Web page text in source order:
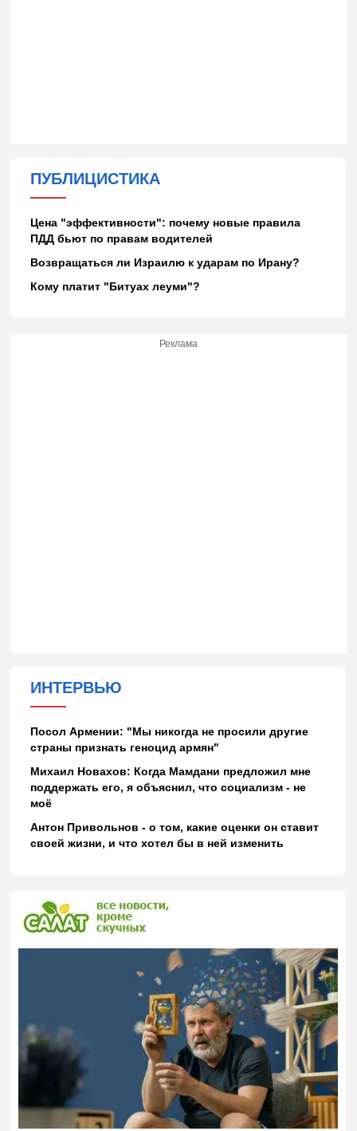
ПУБЛИЦИСТИКА
Цена "эффективности": почему новые правила
ПДД бьют по правам водителей
Возвращаться ли Израилю к ударам по Ирану?
Кому платит "Битуах леуми"?
Реклама
ИНТЕРВЬЮ
Посол Армении: "Мы никогда не просили другие
страны признать геноцид армян"
Михаил Новахов: Когда Мамдани предложил мне
поддержать его, я объяснил, что социализм - не
моё
Антон Привольнов - о том, какие оценки он ставит
своей жизни, и что хотел бы в ней изменить